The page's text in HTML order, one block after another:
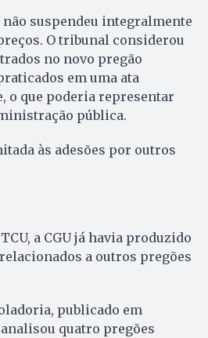
não suspendeu integralmente
O tribunal considerou
no novo pregão
em uma ata
o que poderia representar
pública.
às adesões por outros
a CGU já havia produzido
a outros pregões
publicado em
quatro pregões